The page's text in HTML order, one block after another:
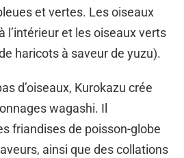
et vertes. Les oiseaux
l’intérieur et les oiseaux verts
haricots à saveur de yuzu).
d’oiseaux, Kurokazu crée
wagashi. Il
friandises de poisson-globe
ainsi que des collations